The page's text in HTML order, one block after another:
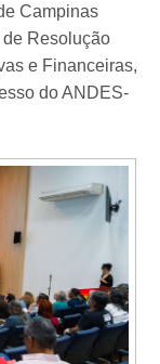
Campinas
de Resolução
e Financeiras,
do ANDES-